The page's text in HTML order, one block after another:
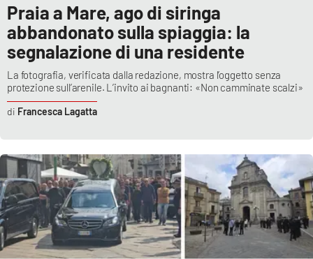
Praia a Mare, ago di siringa
abbandonato sulla spiaggia: la
segnalazione di una residente
La fotografia, verificata dalla redazione, mostra l’oggetto senza
protezione sull’arenile. L’invito ai bagnanti: «Non camminate scalzi»
Francesca Lagatta